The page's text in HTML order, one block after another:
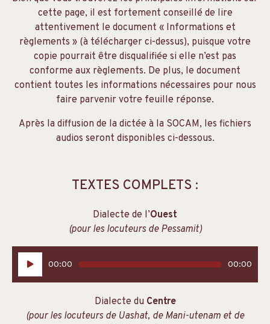
cette page, il est fortement conseillé de lire
attentivement le document « Informations et
règlements » (à télécharger ci-dessus), puisque votre
copie pourrait être disqualifiée si elle n’est pas
conforme aux règlements. De plus, le document
contient toutes les informations nécessaires pour nous
faire parvenir votre feuille réponse.
Après la diffusion de la dictée à la SOCAM, les fichiers
audios seront disponibles ci-dessous.
TEXTES COMPLETS :
Dialecte de l’Ouest
(pour les locuteurs de Pessamit)
Lecteur
audio
00:00 00:00
Dialecte du Centre
(pour les locuteurs de Uashat, de Mani-utenam et de